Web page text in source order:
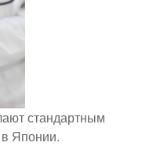
стандартным
Японии.